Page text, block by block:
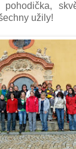
pohodička,
užily!